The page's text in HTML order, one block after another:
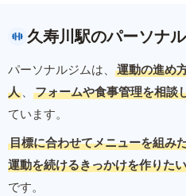
久寿川駅のパーソナ
パーソナルジムは、
運動の進め
人 、 フォームや食事管理を相談
ています。
目標に合わせてメニューを組み
運動を続けるきっかけを作りた
です。